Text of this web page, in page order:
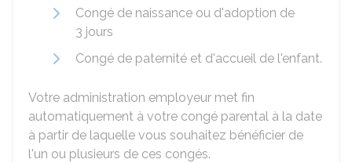
Congé de naissance ou d'adoption de
3 jours
Congé de paternité et d'accueil de l'enfant.
Votre administration employeur met fin
automatiquement à votre congé parental à la date
à partir de laquelle vous souhaitez bénéficier de
l'un ou plusieurs de ces congés.